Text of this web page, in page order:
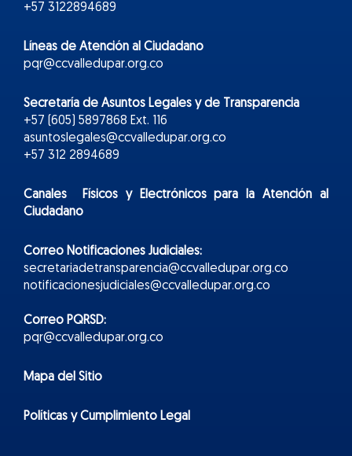
+57 3122894689
Líneas de Atención al Ciudadano
pqr@ccvalledupar.org.co
Secretaría de Asuntos Legales y de Transparencia
+57 (605) 5897868 Ext. 116
asuntoslegales@ccvalledupar.org.co
+57 312 2894689
Canales Físicos yElectrónicospara la Atención al
Ciudadano
Correo Notificaciones Judiciales:
secretariadetransparencia@ccvalledupar.org.co
notificacionesjudiciales@ccvalledupar.org.co
Correo PQRSD:
pqr@ccvalledupar.org.co
Mapa del Sitio
Políticas y Cumplimiento Legal